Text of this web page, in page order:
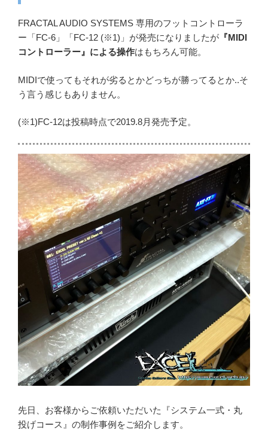
FRACTAL AUDIO SYSTEMS 専用のフットコントローラ
ー「FC-6」「FC-12 (※1)」が発売になりましたが 『MIDI
コントローラー』による操作はもちろん可能。
MIDIで使ってもそれが劣るとかどっちが勝ってるとか..そ
う言う感じもありません。
(※1)FC-12は投稿時点で2019.8月発売予定。
先日、お客様からご依頼いただいた『システム一式・丸
投げコース』の制作事例をご紹介します。